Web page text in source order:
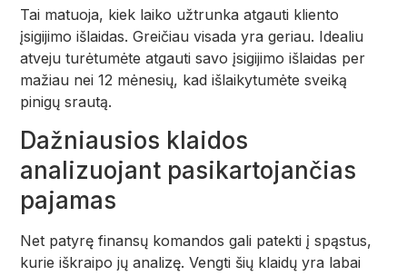
Tai matuoja, kiek laiko užtrunka atgauti kliento
įsigijimo išlaidas. Greičiau visada yra geriau. Idealiu
atveju turėtumėte atgauti savo įsigijimo išlaidas per
mažiau nei 12 mėnesių, kad išlaikytumėte sveiką
pinigų srautą.
Dažniausios klaidos
analizuojant pasikartojančias
pajamas
Net patyrę finansų komandos gali patekti į spąstus,
kurie iškraipo jų analizę. Vengti šių klaidų yra labai